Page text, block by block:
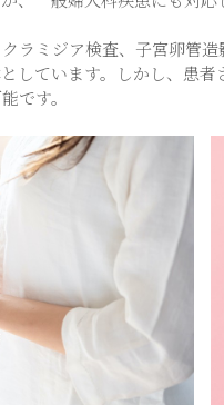
ラミジア検査、子宮卵管
しています。しかし、患
です。